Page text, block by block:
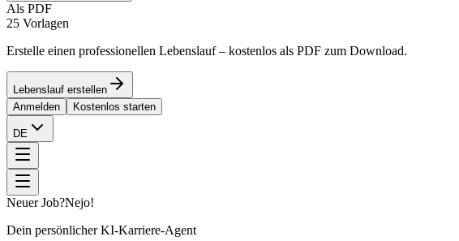
Als PDF
25 Vorlagen
Erstelle einen professionellen Lebenslauf – kostenlos als PDF zum Download.
Lebenslauf erstellen
Anmelden
Kostenlos starten
DE
Neuer Job?Nejo!
Dein persönlicher KI-Karriere-Agent